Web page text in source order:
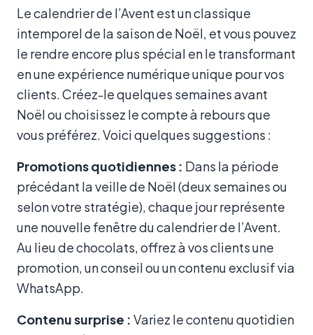
Le calendrier de l’Avent est un classique
intemporel de la saison de Noël, et vous pouvez
le rendre encore plus spécial en le transformant
en une expérience numérique unique pour vos
clients. Créez-le quelques semaines avant
Noël ou choisissez le compte à rebours que
vous préférez. Voici quelques suggestions :
Promotions quotidiennes : Dans la période
précédant la veille de Noël (deux semaines ou
selon votre stratégie), chaque jour représente
une nouvelle fenêtre du calendrier de l’Avent.
Au lieu de chocolats, offrez à vos clients une
promotion, un conseil ou un contenu exclusif via
WhatsApp.
Contenu surprise : Variez le contenu quotidien